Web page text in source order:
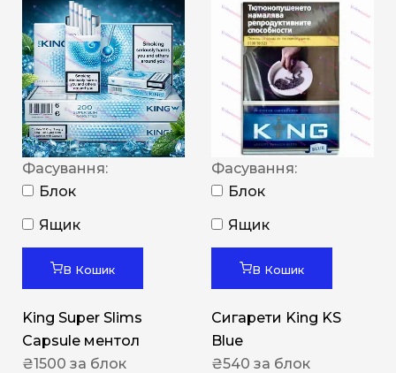
Фасування:
Блок
Ящик
В Кошик
King Super Slims
Capsule ментол
₴1500 за блок
Фасування:
Блок
Ящик
В Кошик
Сигарети King KS
Blue
₴540 за блок